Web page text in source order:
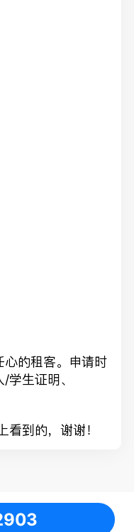
心的租客。申请时
学生证明、
到的，谢谢！